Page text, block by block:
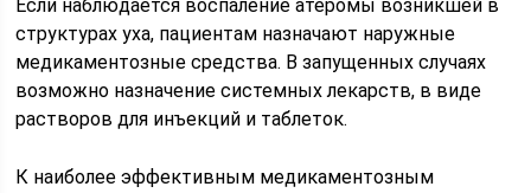
Если наблюдается воспаление атеромы возникшей в
структурах уха, пациентам назначают наружные
медикаментозные средства. В запущенных случаях
возможно назначение системных лекарств, в виде
растворов для инъекций и таблеток.
К наиболее эффективным медикаментозным